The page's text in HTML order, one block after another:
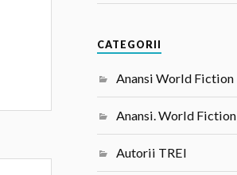
CATEGORII
Anansi World Fiction
Anansi. World Fiction
Autorii TREI